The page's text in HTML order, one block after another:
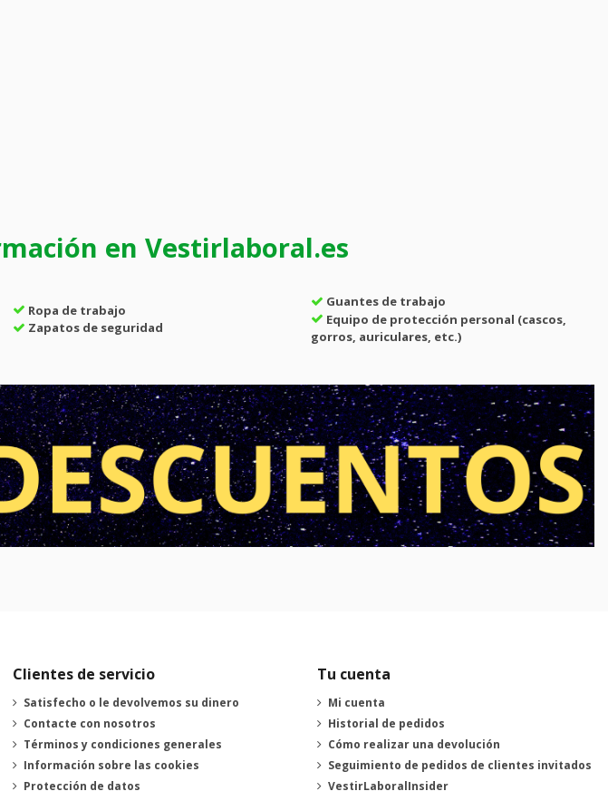
en Vestirlaboral.es
Ropa de trabajo
Zapatos de seguridad
Guantes de trabajo
Equipo de protección personal (cascos,
gorros, auriculares, etc.)
Clientes de servicio
Satisfecho o le devolvemos su dinero
Contacte con nosotros
Términos y condiciones generales
Información sobre las cookies
Protección de datos
Tu cuenta
Mi cuenta
Historial de pedidos
Cómo realizar una devolución
Seguimiento de pedidos de clientes invitados
VestirLaboralInsider